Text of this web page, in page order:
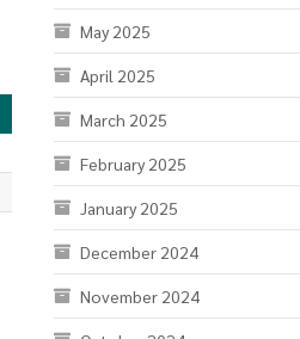
March 2025
February 2025
January 2025
December 2024
November 2024
October 2024
September 2024